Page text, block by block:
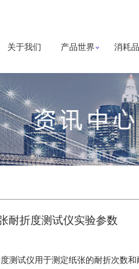
关于我们 产品世界 消耗品
耐折度测试仪实验参数
试仪用于测定纸张的耐折次数和